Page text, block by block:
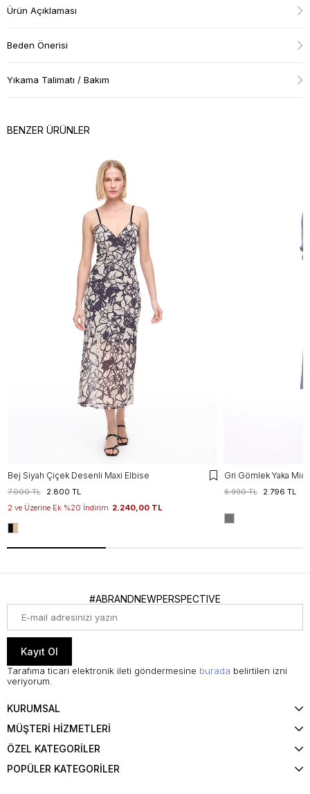
Ürün Açıklaması
Beden Önerisi
Yıkama Talimatı / Bakım
BENZER ÜRÜNLER
Bej Siyah Çiçek Desenli Maxi Elbise
2.800 TL
7.000 TL
2 ve Üzerine Ek %20 İndirim 2.240,00 TL
Gri Gömlek Yaka
2.796 TL
6.990 TL
#ABRANDNEWPERSPECTIVE
Kayıt Ol
Tarafıma ticari elektronik ileti göndermesine burada belirtilen izni
veriyorum.
KURUMSAL
MÜŞTERİ HİZMETLERİ
ÖZEL KATEGORİLER
POPÜLER KATEGORİLER